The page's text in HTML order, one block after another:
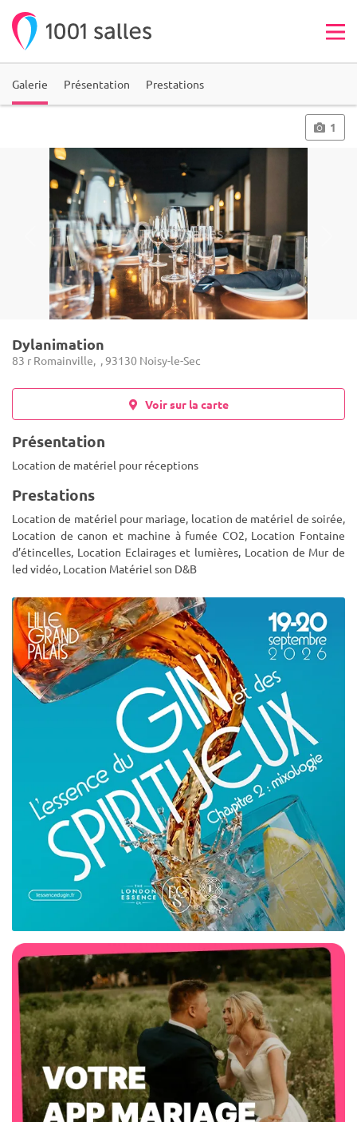
Galerie Présentation Prestations
1
Dylanimation
83 r Romainville, , 93130 Noisy-le-Sec
Voir sur la carte
Présentation
Location de matériel pour réceptions
Prestations
Location de matériel pour mariage, location de matériel de soirée,
Location de canon et machine à fumée CO2, Location Fontaine
d’étincelles, Location Eclairages et lumières, Location de Mur de
led vidéo, Location Matériel son D&B